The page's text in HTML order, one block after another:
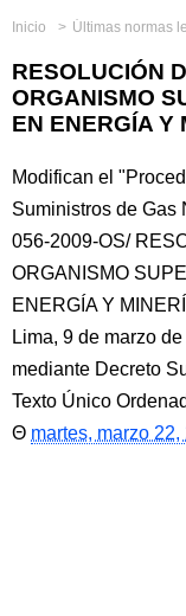
Inicio Últimas normas
RESOLUCIÓN
ORGANISMO
EN ENERGÍA Y
Modifican el
Suministros de Gas
056-2009-OS/
ORGANISMO
ENERGÍA Y
Lima, 9 de marzo
mediante Decreto
Texto Único
martes, marzo 22,